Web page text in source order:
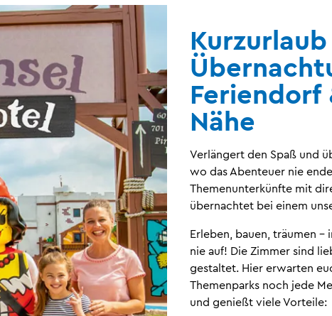
Feriendorf
Nähe
Verlängert den Spaß und
wo das Abenteuer nie
Themenunterkünfte mit
übernachtet bei einem
Erleben, bauen, träumen –
nie auf! Die Zimmer sind
gestaltet. Hier erwarten
Themenparks noch jede
und genießt viele Vorteile: